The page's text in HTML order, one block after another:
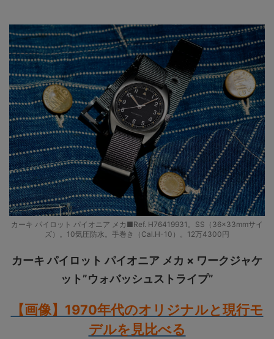
カーキ パイロット パイオニア メカ■Ref. H76419931。SS（36×33mmサイ
ズ）。10気圧防水。手巻き（Cal.H-10）。12万4300円
カーキ パイロット パイオニア メカ × ワークジャケ
ット”ウォバッシュストライプ”
【画像】1970年代のオリジナルと現行モ
デルを見比べる